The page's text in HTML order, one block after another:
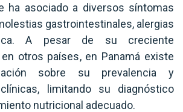
ha asociado a diversos síntomas
gastrointestinales, alergias
A pesar de su creciente
otros países, en Panamá existe
sobre su prevalencia y
limitando su diagnóstico
nutricional adecuado.